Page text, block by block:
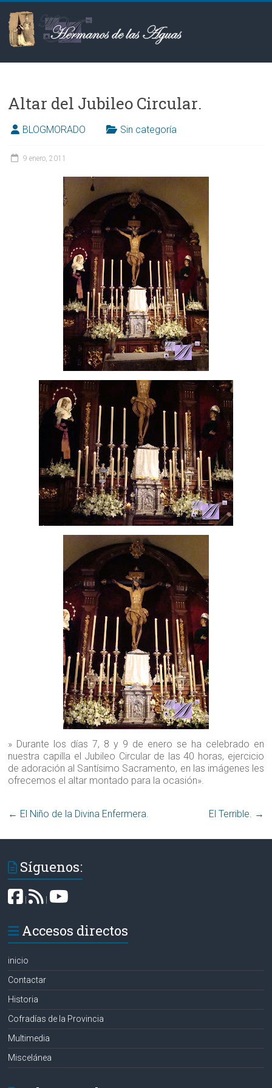
contenido
Hermanos
las
Aguas
Altar del Jubileo Circular‏.
BLOGMORADO Sin categoría
9 enero, 2011
» Durante los días 7, 8 y 9 de enero se ha celebrado en
nuestra capilla el Jubileo Circular de las 40 horas, ejercicio
de adoración al Santísimo Sacramento, en las imágenes les
ofrecemos el altar montado para la ocasión».
← El Niño de la Divina Enfermera‏. El Terrible‏. →
Síguenos:
|
Accesos directos
inicio
Contactar
Historia
Cofradías de la Provincia
Multimedia
Miscelánea